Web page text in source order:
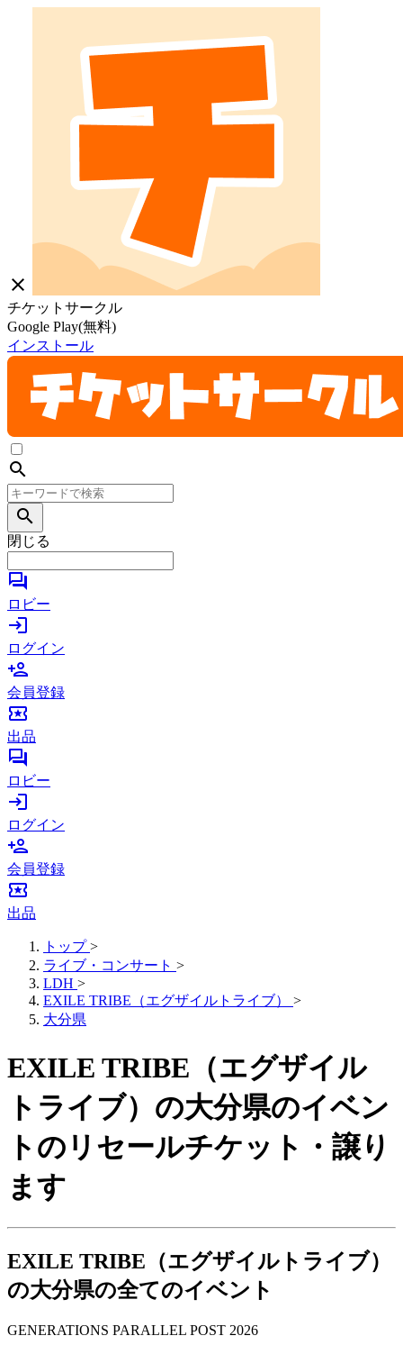
close
チケットサークル
Google Play(無料)
インストール
search
search
閉じる
forum
ロビー
login
ログイン
person_add
会員登録
local_activity
出品
forum
ロビー
login
ログイン
person_add
会員登録
local_activity
出品
トップ >
ライブ・コンサート >
LDH >
EXILE TRIBE（エグザイルトライブ）
>
大分県
EXILE TRIBE（エグザイル
トライブ）の大分県のイベン
トのリセールチケット・譲り
ます
EXILE TRIBE（エグザイルトライブ）
の大分県の全てのイベント
GENERATIONS PARALLEL POST 2026